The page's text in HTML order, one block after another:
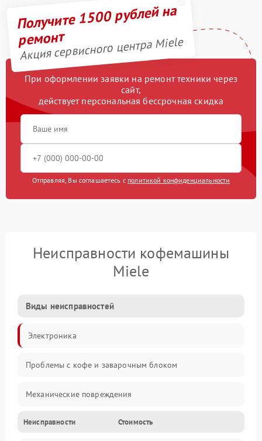
Получите 1500 рублей на
ремонт
Акция сервисного центра Miele
При оформлении заявки на ремонт техники через
сайт,
действует персональная бессрочная скидка
Отправляя, Вы соглашаетесь с политикой конфиденциальности
Неисправности кофемашины
Miele
Виды неисправностей
Электроника
Проблемы с кофе и заварочным блоком
Механические повреждения
Прочие неисправности
Неисправности Стоимость